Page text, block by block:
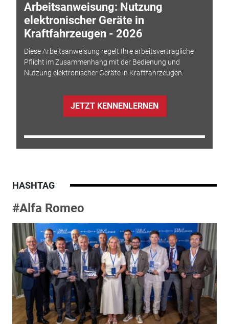
Arbeitsanweisung: Nutzung
elektronischer Geräte in
Kraftfahrzeugen - 2026
Diese Arbeitsanweisung regelt Ihre arbeitsvertragliche
Pflicht im Zusammenhang mit der Bedienung und
Nutzung elektronischer Geräte in Kraftfahrzeugen.
JETZT KENNENLERNEN
HASHTAG
#Alfa Romeo